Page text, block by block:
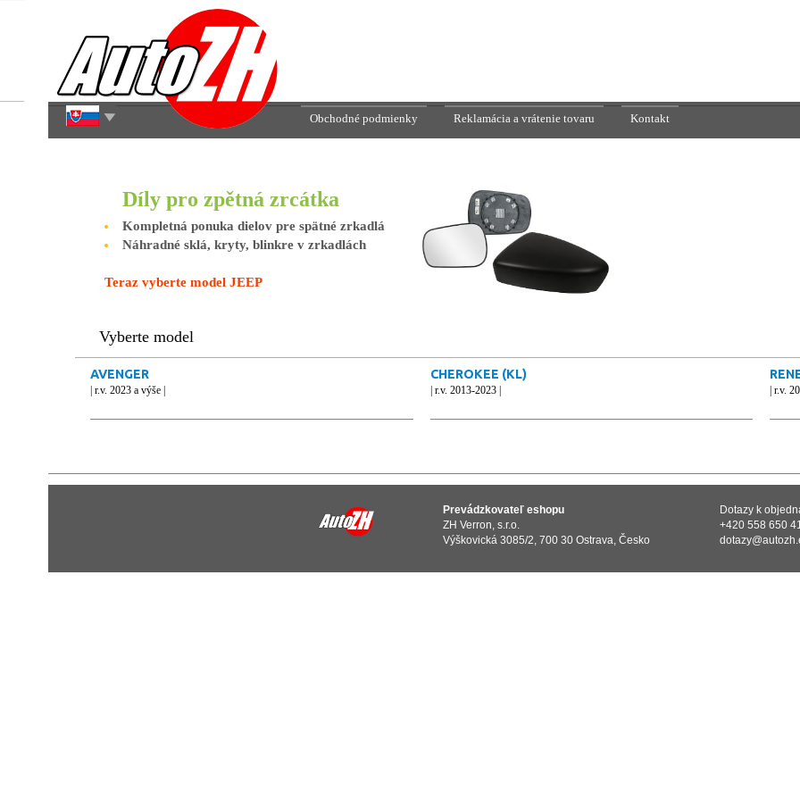
Obchodné podmienky Reklamácia a vrátenie tovaru Kontakt
Díly pro zpětná zrcátka
Kompletná ponuka dielov pre spätné zrkadlá
Náhradné sklá, kryty, blinkre v zrkadlách
Teraz vyberte model JEEP
Vyberte model
AVENGER
| r.v. 2023 a výše |
CHEROKEE (KL)
| r.v. 2013-2023 | | r.v.
Prevádzkovateľ eshopu
ZH Verron, s.r.o.
Výškovická 3085/2, 700 30 Ostrava, Česko
Dotazy k
+420 558 650